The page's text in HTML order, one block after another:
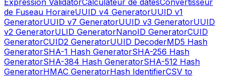
Expression ValidatorCalculateur de datesConvertisseur
de Fuseau HoraireUUID v4 GeneratorUUID v1
GeneratorUUID v7 GeneratorUUID v3 GeneratorUUID
v2 GeneratorULID GeneratorNanoID GeneratorCUID
GeneratorCUID2 GeneratorUUID DecoderMD5 Hash
GeneratorSHA-1 Hash GeneratorSHA-256 Hash
GeneratorSHA-384 Hash GeneratorSHA-512 Hash
GeneratorHMAC GeneratorHash IdentifierCSV to